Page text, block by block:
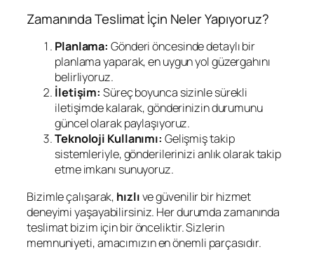
Zamanında Teslimat İçin Neler Yapıyoruz?
Planlama: Gönderi öncesinde detaylı bir
planlama yaparak, en uygun yol güzergahını
belirliyoruz.
İletişim: Süreç boyunca sizinle sürekli
iletişimde kalarak, gönderinizin durumunu
güncel olarak paylaşıyoruz.
Teknoloji Kullanımı: Gelişmiş takip
sistemleriyle, gönderilerinizi anlık olarak takip
etme imkanı sunuyoruz.
Bizimle çalışarak, hızlıve güvenilir bir hizmet
deneyimi yaşayabilirsiniz. Her durumda zamanında
teslimat bizim için bir önceliktir. Sizlerin
memnuniyeti, amacımızın en önemli parçasıdır.